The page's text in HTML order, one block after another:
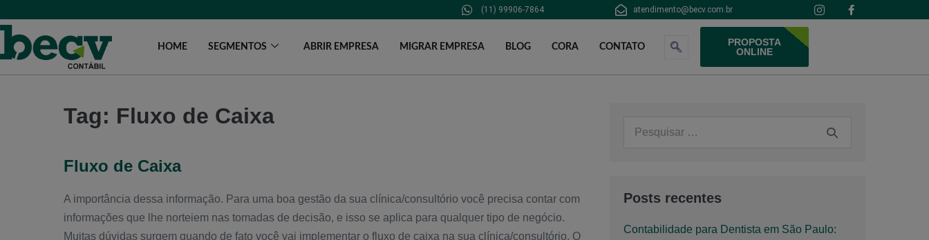
(11) 99906-7864 atendimento@becv.com.br
HOME SEGMENTOS ABRIR EMPRESA MIGRAR EMPRESA BLOG CORA CONTATO
PROPOSTA
ONLINE
Tag: Fluxo de Caixa
Fluxo de Caixa
A importância dessa informação. Para uma boa gestão da sua clínica/consultório você precisa contar com
informações que lhe norteiem nas tomadas de decisão, e isso se aplica para qualquer tipo de negócio.
Muitas dúvidas surgem quando de fato você vai implementar o fluxo de caixa na sua clínica/consultório. O
Posts recentes
Contabilidade para Dentista em São Paulo:
modal-check